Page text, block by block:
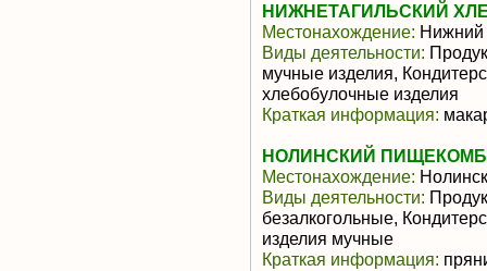
НИЖНЕТАГИЛЬСКИЙ
Местонахождение: Нижний
Виды деятельности:
мучные изделия,
хлебобулочные изделия
Краткая информация:
НОЛИНСКИЙ
Местонахождение: Нолинск
Виды деятельности:
безалкогольные,
изделия мучные
Краткая информация: